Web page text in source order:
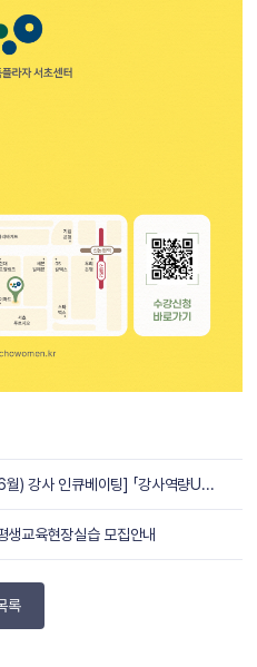
[26년 2분기(4~6월) 강사 인큐베이팅] 「강사역량UP 프로젝트」 교육생 모집
교육현장실습 모집안내
록